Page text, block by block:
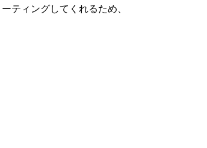
ティングしてくれるため、